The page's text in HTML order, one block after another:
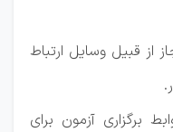
از قبیل وسایل ارتباط
برگزاری آزمون برای